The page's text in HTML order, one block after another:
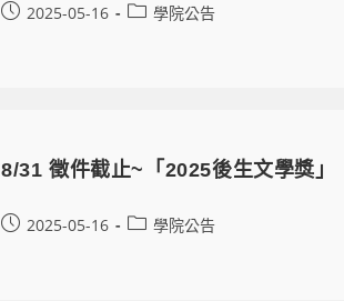
2025-05-16 學院公告
8/31 徵件截止~「2025後生文學獎」
2025-05-16 學院公告